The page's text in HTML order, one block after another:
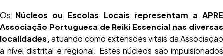
Os Núcleos ou Escolas Locais representam a APRE
Associação Portuguesa de Reiki Essencial nas diversas
localidades,atuando como extensões vitais da Associação
a nível distrital e regional. Estes núcleos são impulsionados